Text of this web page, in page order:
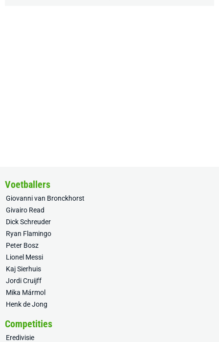
Voetballers
Giovanni van Bronckhorst
Givairo Read
Dick Schreuder
Ryan Flamingo
Peter Bosz
Lionel Messi
Kaj Sierhuis
Jordi Cruijff
Mika Mármol
Henk de Jong
Competities
Eredivisie